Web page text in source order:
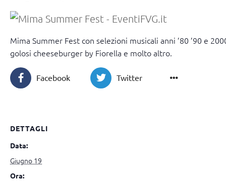
Mima Summer Fest con selezioni musicali anni ’80 ’90 e
golosi cheeseburger by Fiorella e molto altro.
Facebook Twitter
DETTAGLI
Data:
Giugno 19
Ora: